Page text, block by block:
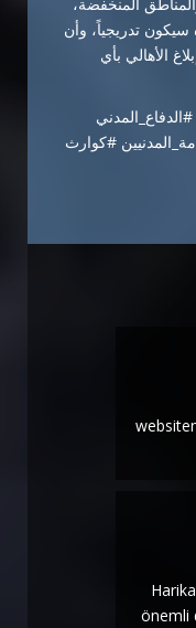
تدريجياً، وأن
الأهالي بأي
#كوارث
önemli